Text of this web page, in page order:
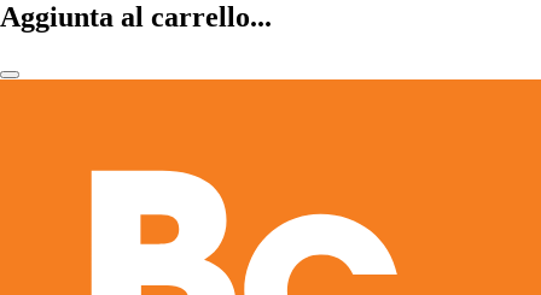
Aggiunta al carrello...